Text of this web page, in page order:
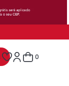
0